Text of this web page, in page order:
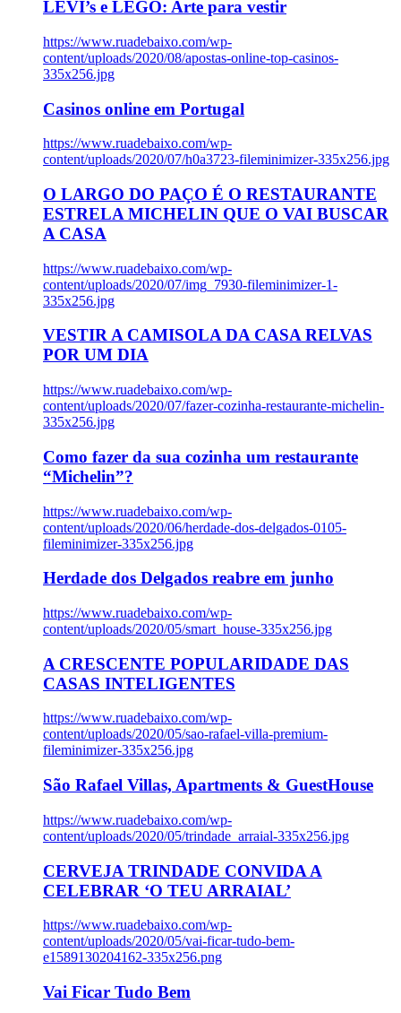
LEVI’s e LEGO: Arte para vestir
https://www.ruadebaixo.com/wp-
content/uploads/2020/08/apostas-online-top-casinos-
335x256.jpg
Casinos online em Portugal
https://www.ruadebaixo.com/wp-
content/uploads/2020/07/h0a3723-fileminimizer-335x256.jpg
O LARGO DO PAÇO É O RESTAURANTE
ESTRELA MICHELIN QUE O VAI BUSCAR
A CASA
https://www.ruadebaixo.com/wp-
content/uploads/2020/07/img_7930-fileminimizer-1-
335x256.jpg
VESTIR A CAMISOLA DA CASA RELVAS
POR UM DIA
https://www.ruadebaixo.com/wp-
content/uploads/2020/07/fazer-cozinha-restaurante-michelin-
335x256.jpg
Como fazer da sua cozinha um restaurante
“Michelin”?
https://www.ruadebaixo.com/wp-
content/uploads/2020/06/herdade-dos-delgados-0105-
fileminimizer-335x256.jpg
Herdade dos Delgados reabre em junho
https://www.ruadebaixo.com/wp-
content/uploads/2020/05/smart_house-335x256.jpg
A CRESCENTE POPULARIDADE DAS
CASAS INTELIGENTES
https://www.ruadebaixo.com/wp-
content/uploads/2020/05/sao-rafael-villa-premium-
fileminimizer-335x256.jpg
São Rafael Villas, Apartments & GuestHouse
https://www.ruadebaixo.com/wp-
content/uploads/2020/05/trindade_arraial-335x256.jpg
CERVEJA TRINDADE CONVIDA A
CELEBRAR ‘O TEU ARRAIAL’
https://www.ruadebaixo.com/wp-
content/uploads/2020/05/vai-ficar-tudo-bem-
e1589130204162-335x256.png
Vai Ficar Tudo Bem